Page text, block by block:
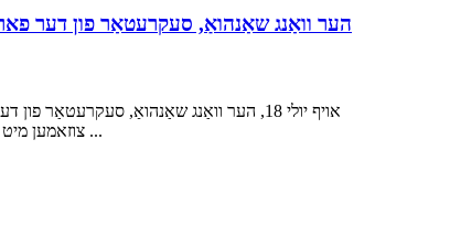
הער וואַנג שאַנהואַ, סעקרעטאַר פון דער
אויף יולי 18, הער וואַנג שאַנהואַ,
קאָלעקטיוו צו באַזוכן Huaihai Holding Group פֿאַר אַן אויף-פּלאַץ דורכקוק און וועקסל. דער וויצע פרעזידענט פון דער גרופע, Xing Hongyan, צוזאמען מיט ...